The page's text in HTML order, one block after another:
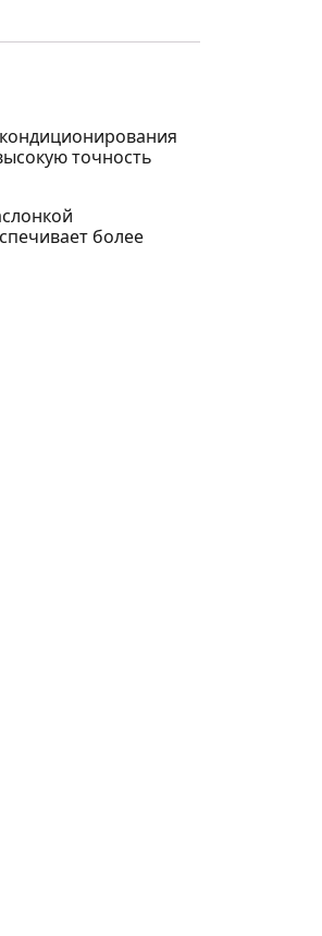
точность
более